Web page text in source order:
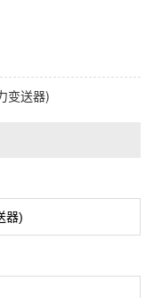
变送器)